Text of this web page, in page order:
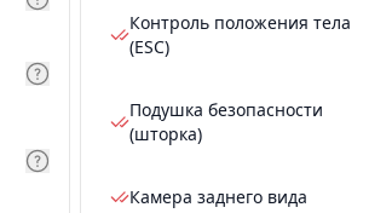
Контроль положения тела
(ESC)
Подушка безопасности
(шторка)
Камера заднего вида